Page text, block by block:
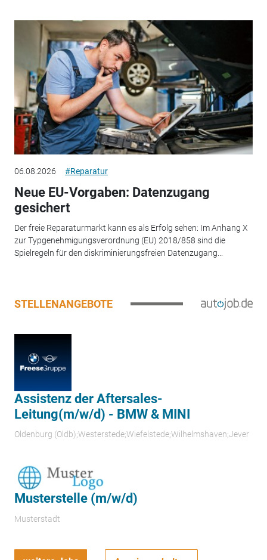
06.08.2026 #Reparatur
Neue EU-Vorgaben: Datenzugang
gesichert
Der freie Reparaturmarkt kann es als Erfolg sehen: Im Anhang X
zur Typgenehmigungsverordnung (EU) 2018/858 sind die
Spielregeln für den diskriminierungsfreien Datenzugang...
STELLENANGEBOTE
Assistenz der Aftersales-
Leitung(m/w/d) - BMW & MINI
Oldenburg (Oldb);Westerstede;Wiefelstede;Wilhelmshaven;Jever
Musterstelle (m/w/d)
Musterstadt